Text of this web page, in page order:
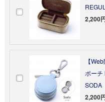
2,200
【
ポーチ
SODA
2,200